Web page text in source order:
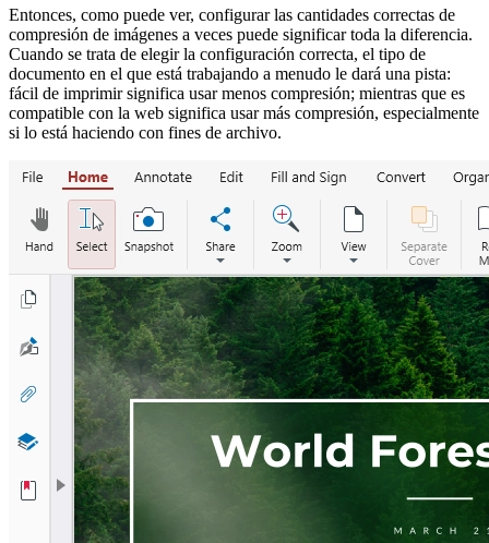
Entonces, como puede ver, configurar las cantidades correctas de
compresión de imágenes a veces puede significar toda la diferencia.
Cuando se trata de elegir la configuración correcta, el tipo de
documento en el que está trabajando a menudo le dará una pista:
fácil de imprimir significa usar menos compresión; mientras que es
compatible con la web significa usar más compresión, especialmente
si lo está haciendo con fines de archivo.